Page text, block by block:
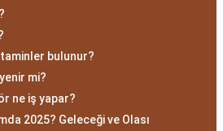
bulunur?
mi?
ne iş yapar?
2025? Geleceği ve Olası